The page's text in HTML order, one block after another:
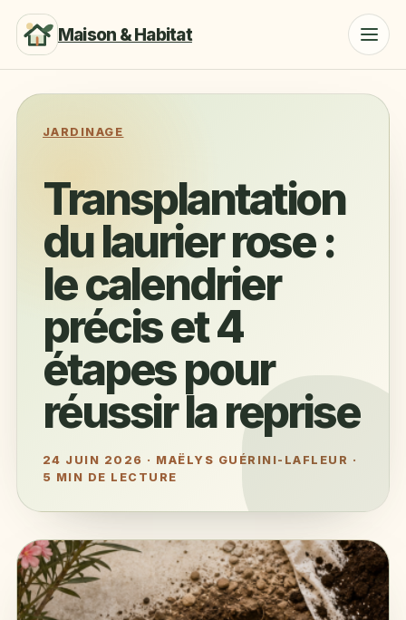
Maison & Habitat
JARDINAGE
Transplantation
du laurier rose :
le calendrier
précis et 4
étapes pour
réussir la reprise
24 JUIN 2026 · MAËLYS GUÉRINI-LAFLEUR ·
5 MIN DE LECTURE